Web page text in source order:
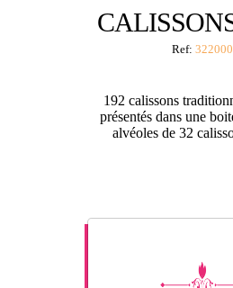
Ref:
192 calissons
présentés dans une
alvéoles de 32
précommander -
ou créer un